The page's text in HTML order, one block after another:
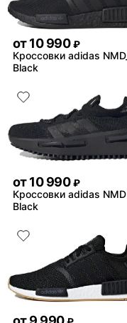
от10 990 ₽
Кроссовки adidas
Black
от10 990 ₽
Кроссовки adidas NMD
Black